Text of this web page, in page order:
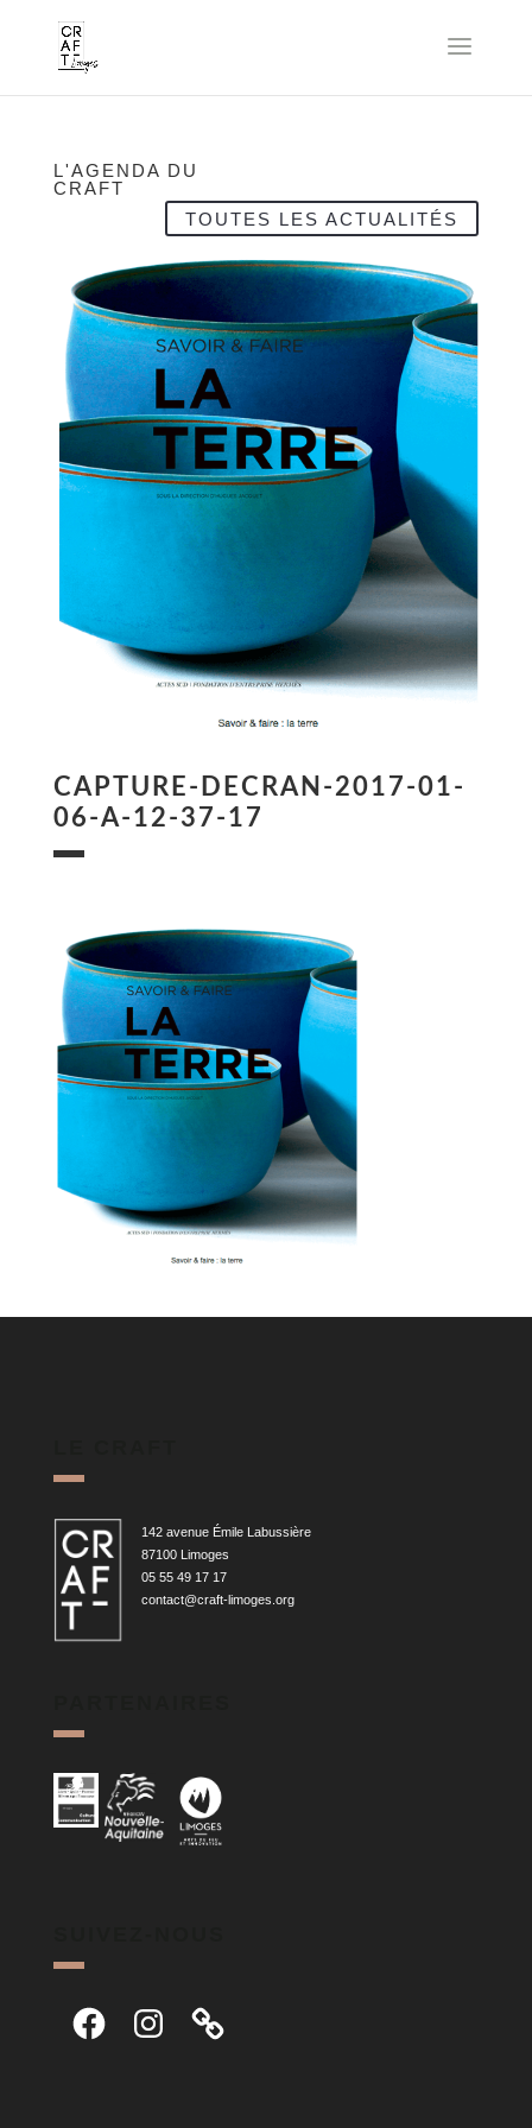
L'AGENDA DU
CRAFT
TOUTES LES ACTUALITÉS
CAPTURE-DECRAN-2017-01-
06-A-12-37-17
142 avenue Émile Labussière
87100 Limoges
05 55 49 17 17
contact@craft-limoges.org
FacebookInstagram